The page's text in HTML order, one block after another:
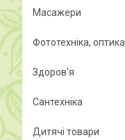
Масажери
Фототехніка, оптика
Здоров'я
Сантехніка
Дитячі товари